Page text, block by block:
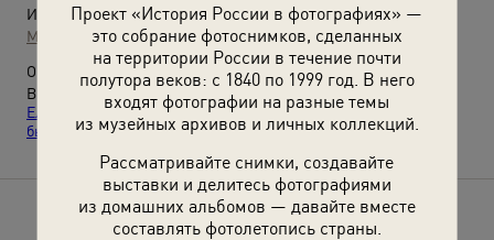
Проект «История России в фотографиях» —
это собрание фотоснимков, сделанных
на территории России в течение почти
полутора веков: с 1840 по 1999 год. В него
входят фотографии на разные темы
из музейных архивов и личных коллекций.
Рассматривайте снимки, создавайте
выставки и делитесь фотографиями
из домашних альбомов — давайте вместе
составлять фотолетопись страны.
Источники:
МАММ / МДФ
О фотографии:
Выставки
«В кругу семьи: от Ульянова до
Ельцина»
«Советские дикторы и ведущие: за работой и в
быту»
с этим снимком.
Расскажите друзьям об этом фото